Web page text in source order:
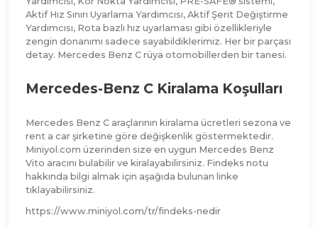
Aktif Hız Sınırı Uyarlama Yardımcısı, Aktif Şerit Değiştirme
Yardımcısı, Rota bazlı hız uyarlaması gibi özellikleriyle
zengin donanımı sadece sayabildiklerimiz. Her bir parçası
detay. Mercedes Benz C rüya otomobillerden bir tanesi.
Mercedes-Benz C Kiralama Koşulları
Mercedes Benz C araçlarının kiralama ücretleri sezona ve
rent a car şirketine göre değişkenlik göstermektedir.
Miniyol.com üzerinden size en uygun Mercedes Benz
Vito aracını bulabilir ve kiralayabilirsiniz. Findeks notu
hakkında bilgi almak için aşağıda bulunan linke
tıklayabilirsiniz.
https://www.miniyol.com/tr/findeks-nedir